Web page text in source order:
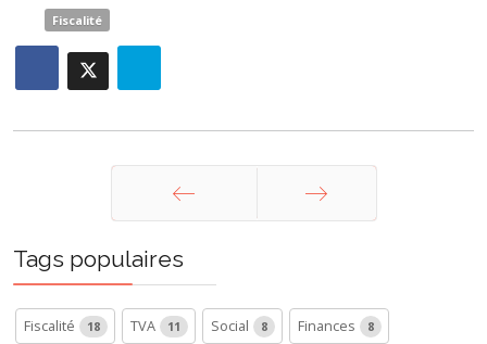
Fiscalité
Précédent
Tags populaires
Fiscalité 18 TVA 11 Social 8 Finances 8